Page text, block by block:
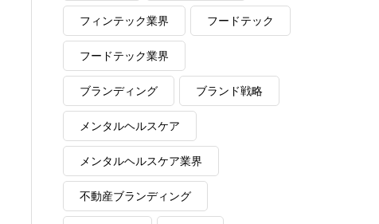
フィンテック業界 フードテック
フードテック業界
ブランディング ブランド戦略
メンタルヘルスケア
メンタルヘルスケア業界
不動産ブランディング